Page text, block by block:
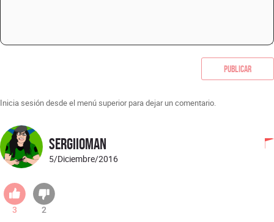
Publicar
Inicia sesión desde el menú superior para dejar un comentario.
sergiioman
5/Diciembre/2016
3 2